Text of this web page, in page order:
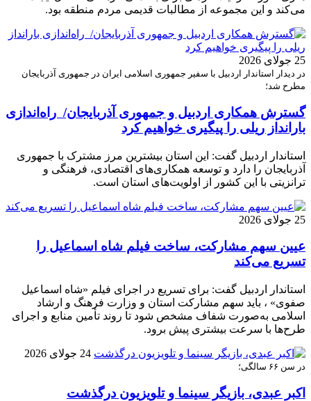
می‌کند و این مجموعه از مطالبات قدیمی مردم منطقه بود.
25 جولای 2026
در دیدار استاندار اردبیل با سفیر جمهوری اسلامی ایران در جمهوری آذربایجان
مطرح شد؛
گسترش همکاری اردبیل و جمهوری آذربایجان/ راه‌اندازی
بارانداز ریلی را پیگیری خواهیم کرد
استاندار اردبیل گفت: این استان بیشترین مرز مشترک با جمهوری
آذربایجان را دارد و توسعه همکاری‌های اقتصادی، فرهنگی و
ترانزیتی با این کشور از اولویت‌های استان است.
25 جولای 2026
عیین سهم مشارکت، ساخت فیلم شاه‌ اسماعیل را
تسریع می‌کند
استاندار اردبیل گفت: برای تسریع در اجرای فیلم «شاه‌ اسماعیل
صفوی» ، باید سهم مشارکت استان و وزارت فرهنگ و ارشاد
اسلامی به‌صورت شفاف مشخص شود تا روند تأمین منابع و اجرای
طرح‌ها با سرعت بیشتری پیش برود.
24 جولای 2026
در سن ۶۶ سالگی؛
اکبر عبدی، بازیگر سینما و تلویزیون درگذشت